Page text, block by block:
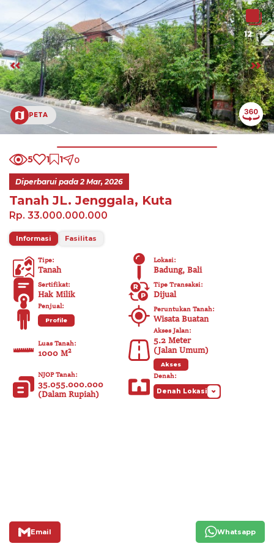
12
PETA
5 1 1 0
Diperbarui pada 2 Mar, 2026
Tanah JL. Jenggala, Kuta
Rp. 33.000.000.000
Informasi Fasilitas
Tipe:
Tanah
Lokasi:
Badung, Bali
Sertifikat:
Hak Milik
Tipe Transaksi:
Dijual
Penjual:
Profile
Peruntukan Tanah:
Wisata Buatan
Luas Tanah:
1000 M²
Akses Jalan:
5.2 Meter
(Jalan Umum)
Akses
NJOP Tanah:
35.055.000.000
(Dalam Rupiah)
Denah:
Denah Lokasi
Email Whatsapp